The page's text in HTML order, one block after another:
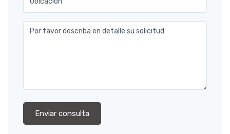
Por favor describa en detalle su solicitud
Enviar consulta